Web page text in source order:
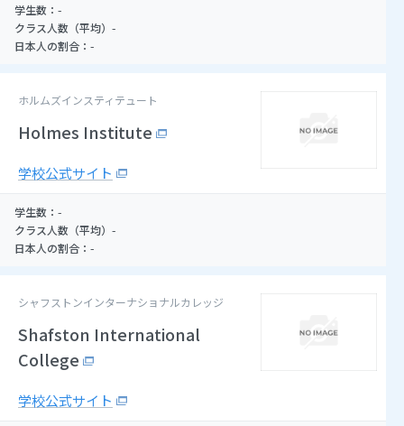
学生数： -
クラス人数（平均） -
日本人の割合： -
ホルムズインスティテュート
Holmes Institute
学校公式サイト
学生数： -
クラス人数（平均） -
日本人の割合： -
シャフストンインターナショナルカレッジ
Shafston International
College
学校公式サイト